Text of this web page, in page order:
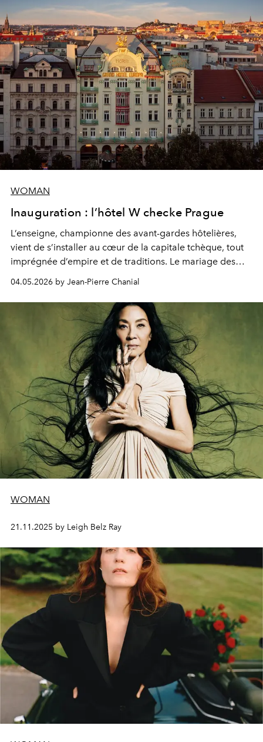
WOMAN
Inauguration : l’hôtel W checke Prague
L’enseigne, championne des avant-gardes hôtelières,
vient de s’installer au cœur de la capitale tchèque, tout
imprégnée d’empire et de traditions. Le mariage des
04.05.2026 by Jean-Pierre Chanial
WOMAN
21.11.2025 by Leigh Belz Ray